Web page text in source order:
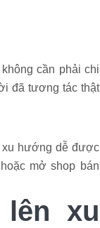
cần phải chi
đã tương tác thật
xu hướng dễ được
mở shop bán
lên xu